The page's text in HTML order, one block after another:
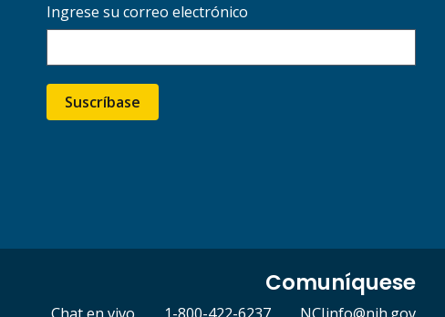
Ingrese su correo electrónico
Suscríbase
Comuníquese